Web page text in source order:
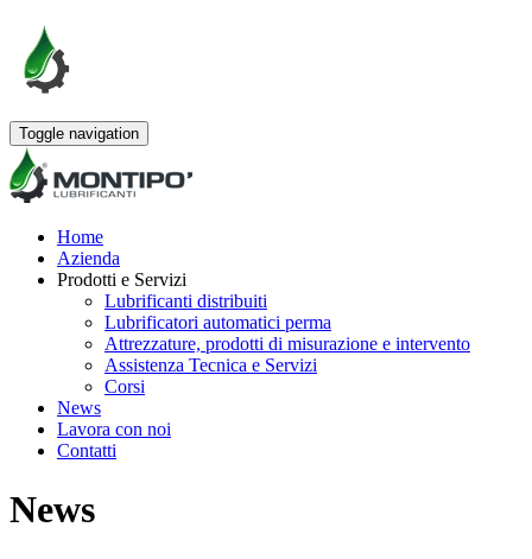
Toggle navigation
Home
Azienda
Prodotti e Servizi
Lubrificanti distribuiti
Lubrificatori automatici perma
Attrezzature, prodotti di misurazione e intervento
Assistenza Tecnica e Servizi
Corsi
News
Lavora con noi
Contatti
News